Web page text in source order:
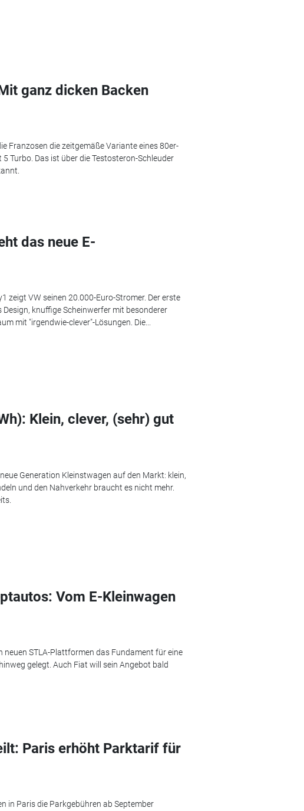
ganz dicken Backen
Franzosen die zeitgemäße Variante eines 80er-
Turbo. Das ist über die Testosteron-Schleuder
das neue E-
zeigt VW seinen 20.000-Euro-Stromer. Der erste
knuffige Scheinwerfer mit besonderer
mit "irgendwie-clever"-Lösungen. Die...
Klein, clever, (sehr) gut
Generation Kleinstwagen auf den Markt: klein,
und den Nahverkehr braucht es nicht mehr.
Vom E-Kleinwagen
neuen STLA-Plattformen das Fundament für eine
gelegt. Auch Fiat will sein Angebot bald
Paris erhöht Parktarif für
in Paris die Parkgebühren ab September